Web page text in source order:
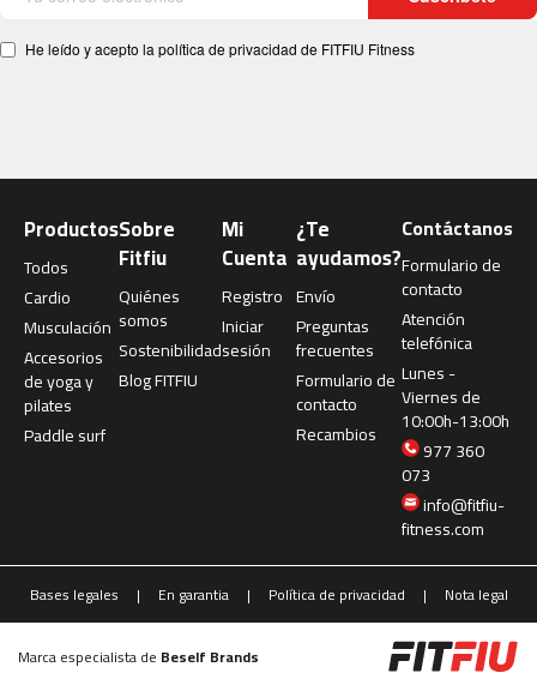
0
0
m
c
5
0
0
m
m
c
He leído y acepto la política de privacidad de FITFIU Fitness
Productos
Todos
Cardio
Musculación
Accesorios
de yoga y
pilates
Paddle surf
Sobre
Fitfiu
Quiénes
somos
Sostenibilidad
Blog FITFIU
Mi
Cuenta
Registro
Iniciar
sesión
¿Te
ayudamos?
Envío
Preguntas
frecuentes
Formulario de
contacto
Recambios
Contáctanos
Formulario de
contacto
Atención
telefónica
Lunes -
Viernes de
10:00h-13:00h
977 360
073
info@fitfiu-
fitness.com
Bases legales En garantia Política de privacidad Nota legal
Marca especialista de Beself Brands